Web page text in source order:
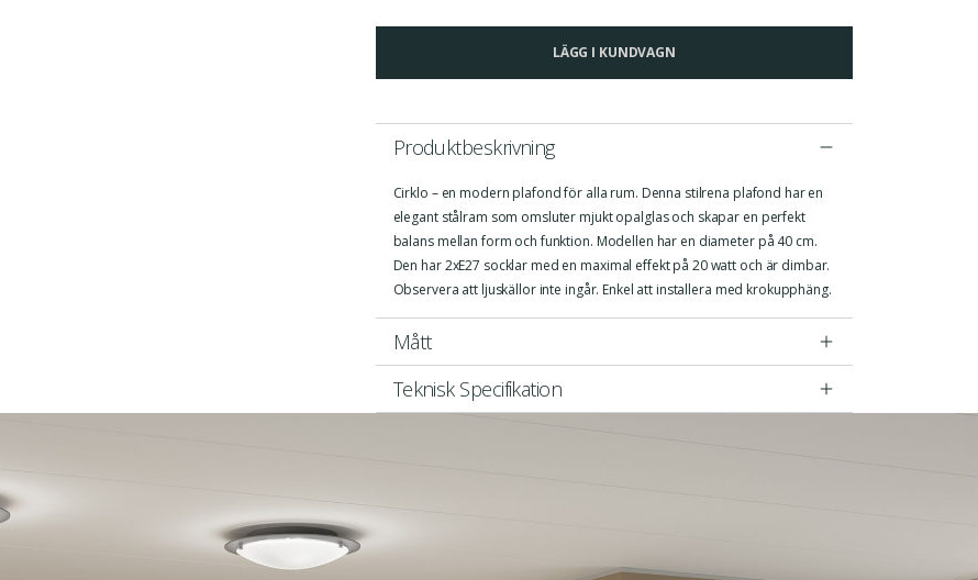
LÄGG I KUNDVAGN
Produktbeskrivning
Cirklo – en modern plafond för alla rum. Denna stilrena plafond har en
elegant stålram som omsluter mjukt opalglas och skapar en perfekt
balans mellan form och funktion. Modellen har en diameter på 40 cm.
Den har 2xE27 socklar med en maximal effekt på 20 watt och är dimbar.
Observera att ljuskällor inte ingår. Enkel att installera med krokupphäng.
Mått
Teknisk Specifikation